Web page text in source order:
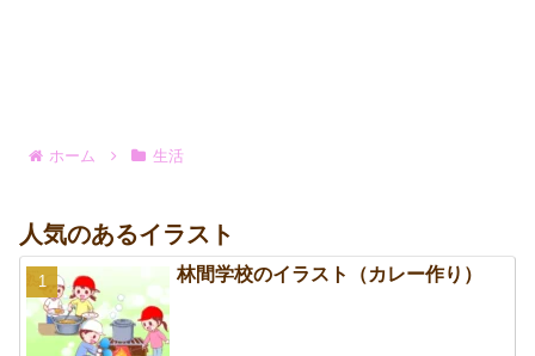
ホーム 生活
人気のあるイラスト
林間学校のイラスト（カレー作り）